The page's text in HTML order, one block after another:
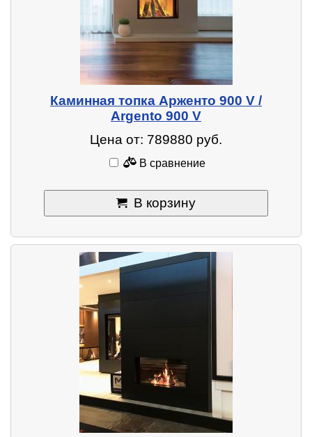
Каминная топка Арженто 900 V /
Argento 900 V
Цена от: 789880 руб.
В сравнение
В корзину